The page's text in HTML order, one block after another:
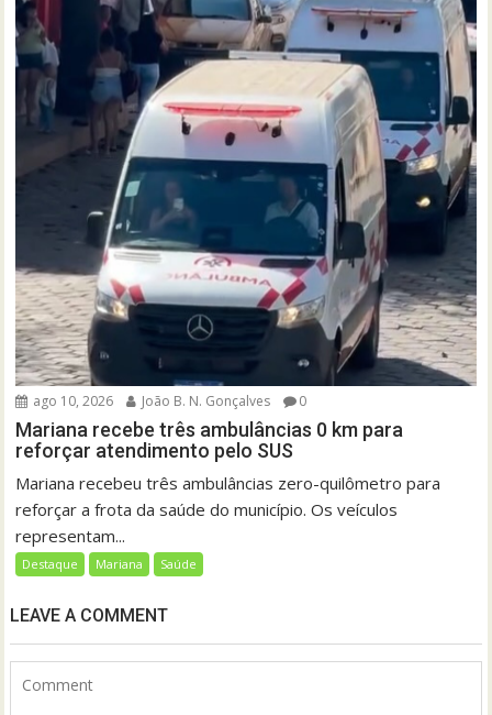
ago 10, 2026 João B. N. Gonçalves 0
Mariana recebe três ambulâncias 0 km para
reforçar atendimento pelo SUS
Mariana recebeu três ambulâncias zero-quilômetro para
reforçar a frota da saúde do município. Os veículos
representam...
Destaque Mariana Saúde
LEAVE A COMMENT